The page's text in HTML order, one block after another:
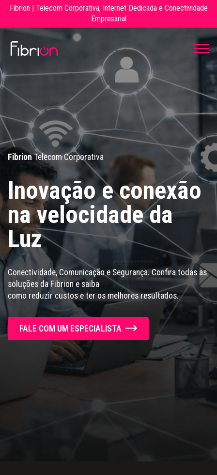
Fibrion | Telecom Corporativa, Internet Dedicada e Conectividade
Empresarial
FibrionTelecom Corporativa
Inovação e conexão
na velocidade da
Luz
Conectividade, Comunicação e Segurança. Confira todas as
soluções da Fibrion e saiba
como reduzir custos e ter os melhores resultados.
FALE COM UM ESPECIALISTA